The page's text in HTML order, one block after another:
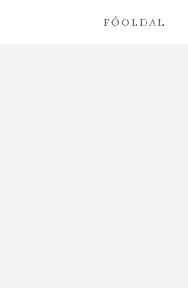
FŐOLDAL